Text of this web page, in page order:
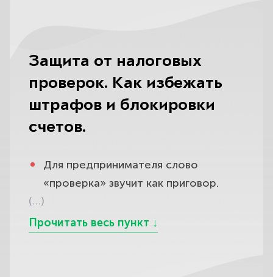
Защита от налоговых
проверок. Как избежать
штрафов и блокировки
счетов.
Для предпринимателя слово
«проверка» звучит как приговор.
Даже если всё сделано правильно,
инспекция всегда найдёт за что
(…)